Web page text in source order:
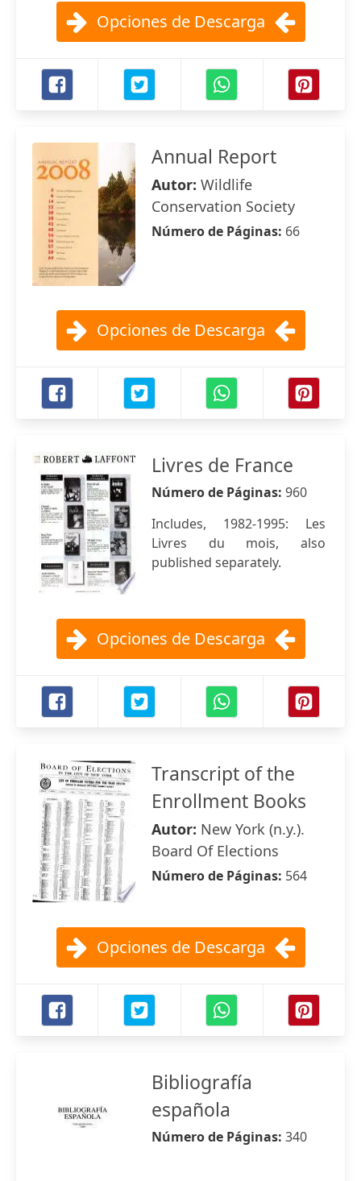
Opciones de Descarga
Annual Report
Autor: Wildlife
Conservation Society
Número de Páginas: 66
Opciones de Descarga
Livres de France
Número de Páginas: 960
Includes, 1982-1995: Les
Livres du mois, also
published separately.
Opciones de Descarga
Transcript of the
Enrollment Books
Autor: New York (n.y.).
Board Of Elections
Número de Páginas: 564
Opciones de Descarga
Bibliografía
española
Número de Páginas: 340